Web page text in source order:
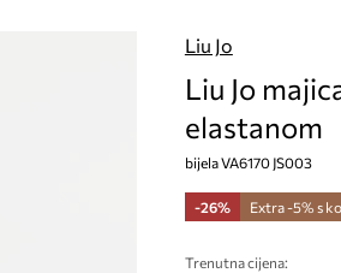
Liu Jo
Liu Jo
elastanom
bijela VA6170 JS003
-26% Extra -5% s
Trenutna cijena: